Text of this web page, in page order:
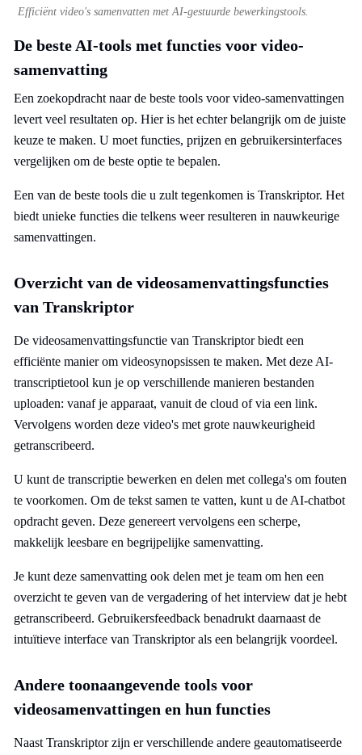
Efficiënt video's samenvatten met AI-gestuurde bewerkingstools.
De beste AI-tools met functies voor video-
samenvatting
Een zoekopdracht naar de beste tools voor video-samenvattingen
levert veel resultaten op. Hier is het echter belangrijk om de juiste
keuze te maken. U moet functies, prijzen en gebruikersinterfaces
vergelijken om de beste optie te bepalen.
Een van de beste tools die u zult tegenkomen is Transkriptor. Het
biedt unieke functies die telkens weer resulteren in nauwkeurige
samenvattingen.
Overzicht van de videosamenvattingsfuncties
van Transkriptor
De videosamenvattingsfunctie van Transkriptor biedt een
efficiënte manier om videosynopsissen te maken. Met deze AI-
transcriptietool kun je op verschillende manieren bestanden
uploaden: vanaf je apparaat, vanuit de cloud of via een link.
Vervolgens worden deze video's met grote nauwkeurigheid
getranscribeerd.
U kunt de transcriptie bewerken en delen met collega's om fouten
te voorkomen. Om de tekst samen te vatten, kunt u de AI-chatbot
opdracht geven. Deze genereert vervolgens een scherpe,
makkelijk leesbare en begrijpelijke samenvatting.
Je kunt deze samenvatting ook delen met je team om hen een
overzicht te geven van de vergadering of het interview dat je hebt
getranscribeerd. Gebruikersfeedback benadrukt daarnaast de
intuïtieve interface van Transkriptor als een belangrijk voordeel.
Andere toonaangevende tools voor
videosamenvattingen en hun functies
Naast Transkriptor zijn er verschillende andere geautomatiseerde